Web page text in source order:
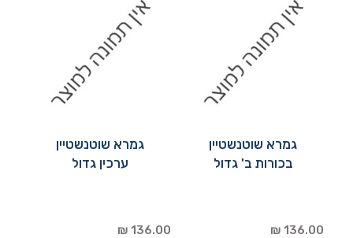
גמרא שוטנשטיין
בכורות ב' גדול
136.00 ₪
גמרא שוטנשטיין
ערכין גדול
136.00 ₪